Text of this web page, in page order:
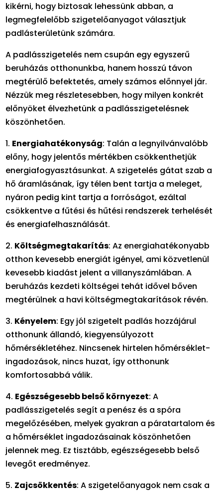
kikérni, hogy biztosak lehessünk abban, a
legmegfelelőbb szigetelőanyagot választjuk
padlásterületünk számára.
A padlásszigetelés nem csupán egy egyszerű
beruházás otthonunkba, hanem hosszú távon
megtérülő befektetés, amely számos előnnyel jár.
Nézzük meg részletesebben, hogy milyen konkrét
előnyöket élvezhetünk a padlásszigetelésnek
köszönhetően.
1. Energiahatékonyság: Talán a legnyilvánvalóbb
előny, hogy jelentős mértékben csökkenthetjük
energiafogyasztásunkat. A szigetelés gátat szab a
hő áramlásának, így télen bent tartja a meleget,
nyáron pedig kint tartja a forróságot, ezáltal
csökkentve a fűtési és hűtési rendszerek terhelését
és energiafelhasználását.
2. Költségmegtakarítás: Az energiahatékonyabb
otthon kevesebb energiát igényel, ami közvetlenül
kevesebb kiadást jelent a villanyszámlában. A
beruházás kezdeti költségei tehát idővel bőven
megtérülnek a havi költségmegtakarítások révén.
3. Kényelem: Egy jól szigetelt padlás hozzájárul
otthonunk állandó, kiegyensúlyozott
hőmérsékletéhez. Nincsenek hirtelen hőmérséklet-
ingadozások, nincs huzat, így otthonunk
komfortosabbá válik.
4. Egészségesebb belső környezet: A
padlásszigetelés segít a penész és a spóra
megelőzésében, melyek gyakran a páratartalom és
a hőmérséklet ingadozásainak köszönhetően
jelennek meg. Ez tisztább, egészségesebb belső
levegőt eredményez.
5. Zajcsökkentés: A szigetelőanyagok nem csak a